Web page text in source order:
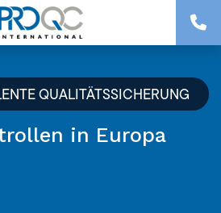
QUALITÄTSSICHERUNG
in Europa